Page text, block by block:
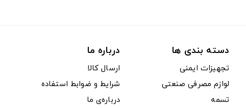
دسته بندی ها
تجهیزات ایمنی
لوازم مصرفی صنعتی
تسمه
درباره ما
ارسال کالا
شرایط و ضوابط استفاده
درباره‌ی ما